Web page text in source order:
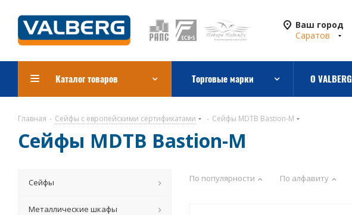
Ваш город
Саратов
Каталог товаров Торговые марки О VALBERG
Главная - Сейфы с европейскими сертификатами - Сейфы MDTB Bastion-M
Сейфы MDTB Bastion-M
По популярности По алфавиту
Сейфы
Металлические шкафы